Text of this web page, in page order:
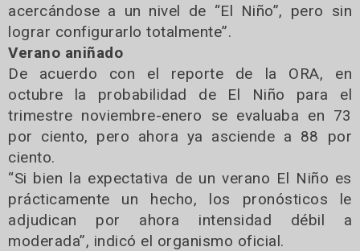
acercándose a un nivel de “El Niño”, pero sin
lograr configurarlo totalmente”.
Verano aniñado
De acuerdo con el reporte de la ORA, en
octubre la probabilidad de El Niño para el
trimestre noviembre-enero se evaluaba en 73
por ciento, pero ahora ya asciende a 88 por
ciento.
“Si bien la expectativa de un verano El Niño es
prácticamente un hecho, los pronósticos le
adjudican por ahora intensidad débil a
moderada”, indicó el organismo oficial.